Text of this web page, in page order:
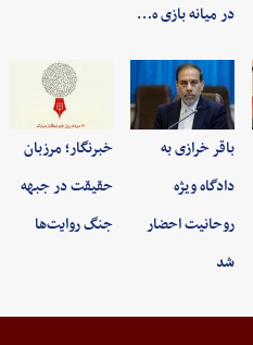
در میانه بازی ه…
باقر خرازی به
دادگاه ویژه
روحانیت احضار
شد
خبرنگار؛ مرزبان
حقیقت در جبهه
جنگ روایت‌ها